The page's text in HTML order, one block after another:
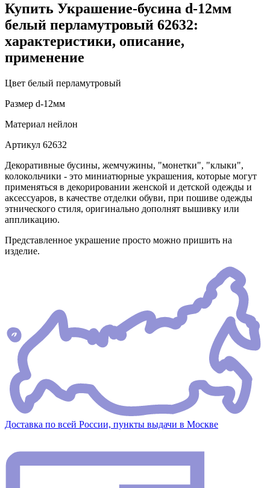
Купить Украшение-бусина d-12мм
белый перламутровый 62632:
характеристики, описание,
применение
Цвет белый перламутровый
Размер d-12мм
Материал нейлон
Артикул 62632
Декоративные бусины, жемчужины, "монетки", "клыки",
колокольчики - это миниатюрные украшения, которые могут
применяться в декорировании женской и детской одежды и
аксессуаров, в качестве отделки обуви, при пошиве одежды
этнического стиля, оригинально дополнят вышивку или
аппликацию.
Представленное украшение просто можно пришить на
изделие.
Доставка по всей России, пункты выдачи в Москве